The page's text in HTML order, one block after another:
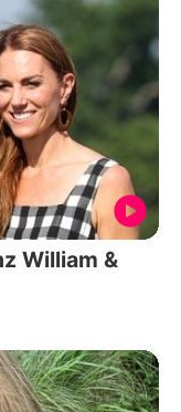
William &